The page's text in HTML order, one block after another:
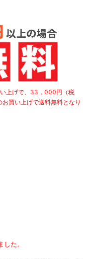
上げで、33，000円（税
買い上げで送料無料となり
た。